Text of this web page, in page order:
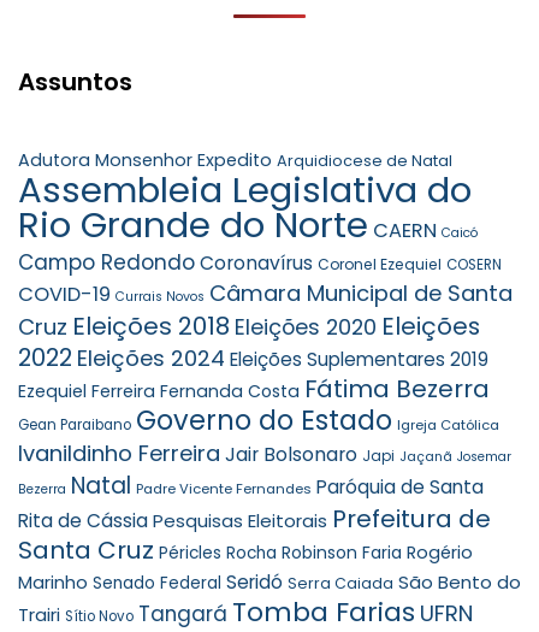
Assuntos
Adutora Monsenhor Expedito Arquidiocese de Natal
Assembleia Legislativa do
Rio Grande do Norte CAERN Caicó
Campo RedondoCoronavírus Coronel Ezequiel COSERN
COVID-19 Currais Novos Câmara Municipal de Santa
Cruz Eleições 2018 Eleições 2020 Eleições
2022 Eleições 2024 Eleições Suplementares 2019
Ezequiel Ferreira Fernanda Costa Fátima Bezerra
Gean Paraibano Governo do Estado Igreja Católica
Ivanildinho Ferreira Jair Bolsonaro Japi Jaçanã Josemar
Bezerra Natal Padre Vicente Fernandes Paróquia de Santa
Rita de CássiaPesquisas Eleitorais Prefeitura de
Santa Cruz Péricles Rocha Robinson Faria Rogério
Marinho Senado Federal Seridó Serra Caiada São Bento do
Trairi Sítio Novo Tangará Tomba Farias UFRN